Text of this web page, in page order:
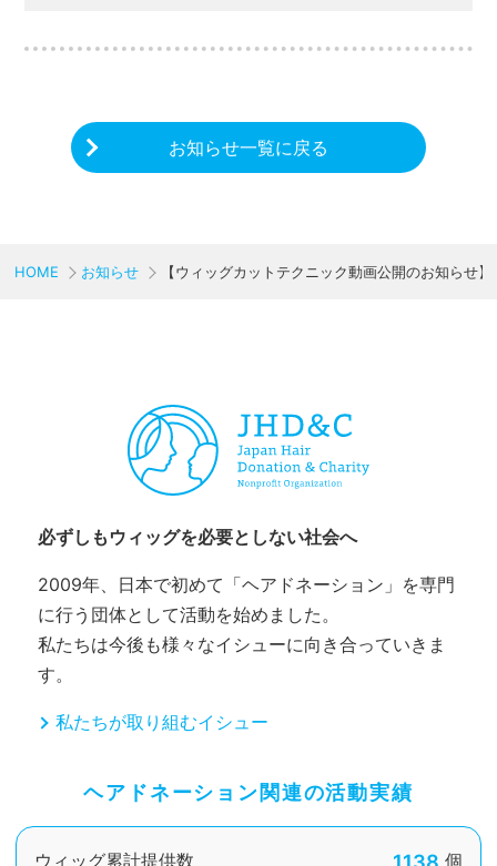
お知らせ一覧に戻る
HOME お知らせ 【ウィッグカットテクニック動画公開のお知らせ】
必ずしもウィッグを必要としない社会へ
2009年、日本で初めて「ヘアドネーション」を専門
に行う団体として活動を始めました。
私たちは今後も様々なイシューに向き合っていきま
す。
私たちが取り組むイシュー
ヘアドネーション関連の活動実績
ウィッグ累計提供数 個